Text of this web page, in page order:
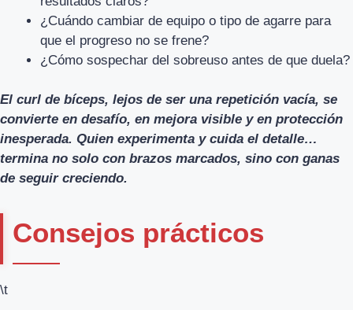
¿Cuándo cambiar de equipo o tipo de agarre para
que el progreso no se frene?
¿Cómo sospechar del sobreuso antes de que duela?
El curl de bíceps, lejos de ser una repetición vacía, se
convierte en desafío, en mejora visible y en protección
inesperada. Quien experimenta y cuida el detalle…
termina no solo con brazos marcados, sino con ganas
de seguir creciendo.
Consejos prácticos
\t